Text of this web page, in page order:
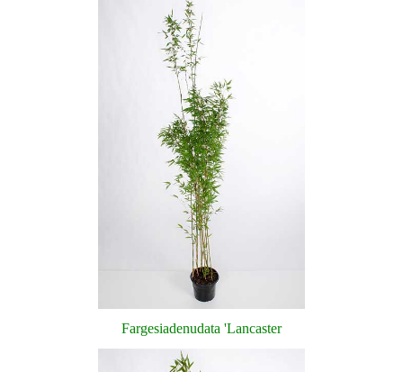
Fargesiadenudata 'Lancaster